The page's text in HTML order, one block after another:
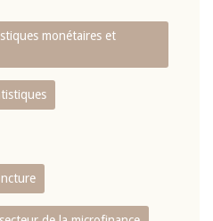
monétaires et